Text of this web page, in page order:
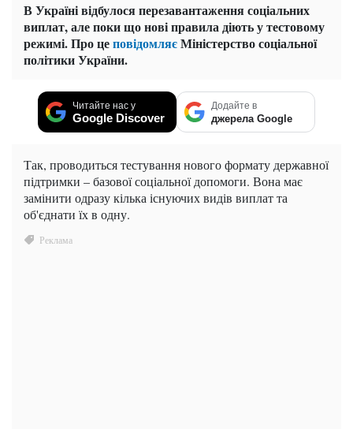
В Україні відбулося перезавантаження соціальних
виплат, але поки що нові правила діють у тестовому
режимі. Про цеповідомляєМіністерство соціальної
політики України.
Читайте нас у
Google Discover
Додайте в
джерела Google
Так, проводиться тестування нового формату державної
підтримки – базової соціальної допомоги. Вона має
замінити одразу кілька існуючих видів виплат та
об'єднати їх в одну.